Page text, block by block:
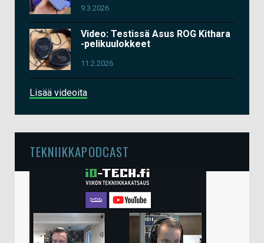
9.3.2026
Video: Testissä Asus ROG Kithara
-pelikuulokkeet
11.2.2026
Lisää videoita
TEKNIIKKAPODCAST